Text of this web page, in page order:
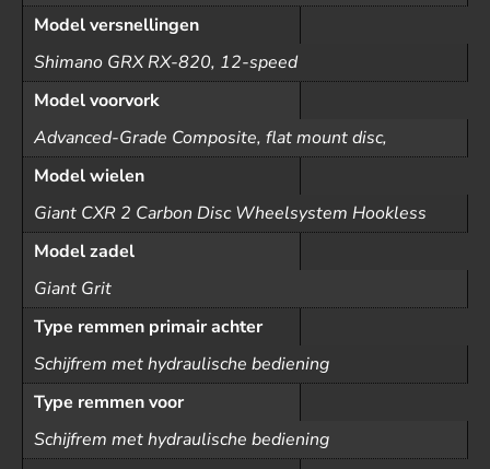
Model versnellingen
Shimano GRX RX-820, 12-speed
Model voorvork
Advanced-Grade Composite, flat mount disc,
Model wielen
Giant CXR 2 Carbon Disc Wheelsystem Hookless
Model zadel
Giant Grit
Type remmen primair achter
Schijfrem met hydraulische bediening
Type remmen voor
Schijfrem met hydraulische bediening